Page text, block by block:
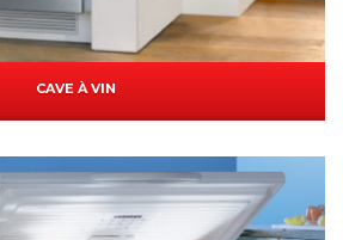
CAVE À VIN